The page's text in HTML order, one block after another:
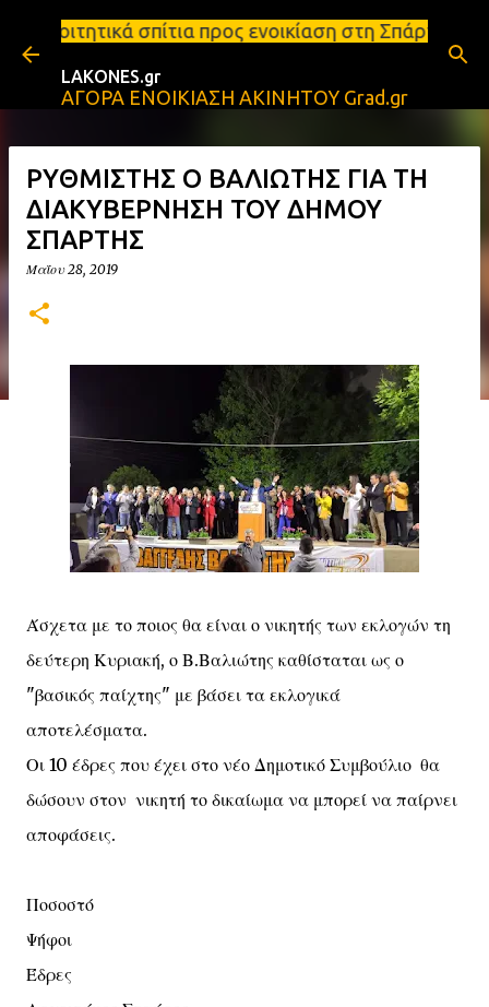
Μετάβαση στο κύριο περιεχόμενο
προς ενοικίαση στη Σπάρτη Ενοικιάσεις
LAKONES.gr
ΑΓΟΡΑ ΕΝΟΙΚΙΑΣΗ ΑΚΙΝΗΤΟΥ Grad.gr
ΡΥΘΜΙΣΤΗΣ Ο ΒΑΛΙΩΤΗΣ ΓΙΑ ΤΗ
ΔΙΑΚΥΒΕΡΝΗΣΗ ΤΟΥ ΔΗΜΟΥ
ΣΠΑΡΤΗΣ
Μαΐου 28, 2019
Άσχετα με το ποιος θα είναι ο νικητής των εκλογών τη
δεύτερη Κυριακή, ο Β.Βαλιώτης καθίσταται ως ο
"βασικός παίχτης" με βάσει τα εκλογικά
αποτελέσματα.
Οι 10 έδρες που έχει στο νέο Δημοτικό Συμβούλιο θα
δώσουν στον νικητή το δικαίωμα να μπορεί να παίρνει
αποφάσεις.
Ποσοστό
Ψήφοι
Έδρες